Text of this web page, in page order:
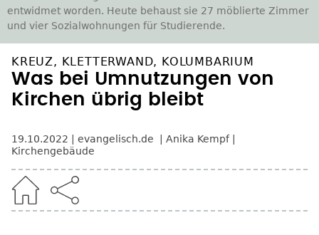
entwidmet worden. Heute behaust sie 27 möblierte Zimmer
und vier Sozialwohnungen für Studierende.
KREUZ, KLETTERWAND, KOLUMBARIUM
Was bei Umnutzungen von
Kirchen übrig bleibt
19.10.2022 evangelisch.de
Anika Kempf
Kirchengebäude